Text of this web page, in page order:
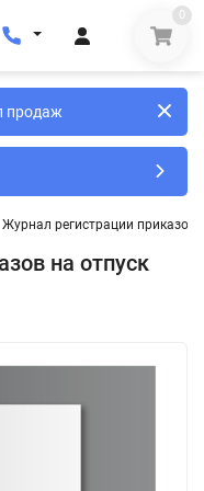
0
продаж
Журнал регистрации приказов
на отпуск